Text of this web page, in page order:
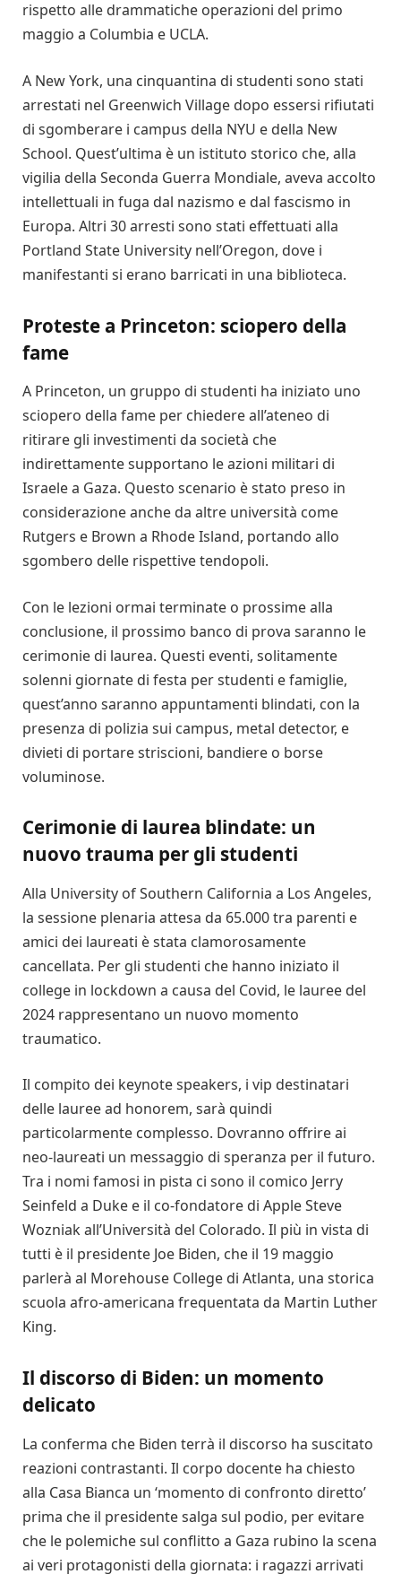
rispetto alle drammatiche operazioni del primo
maggio a Columbia e UCLA.
A New York, una cinquantina di studenti sono stati
arrestati nel Greenwich Village dopo essersi rifiutati
di sgomberare i campus della NYU e della New
School. Quest’ultima è un istituto storico che, alla
vigilia della Seconda Guerra Mondiale, aveva accolto
intellettuali in fuga dal nazismo e dal fascismo in
Europa. Altri 30 arresti sono stati effettuati alla
Portland State University nell’Oregon, dove i
manifestanti si erano barricati in una biblioteca.
Proteste a Princeton: sciopero della
fame
A Princeton, un gruppo di studenti ha iniziato uno
sciopero della fame per chiedere all’ateneo di
ritirare gli investimenti da società che
indirettamente supportano le azioni militari di
Israele a Gaza. Questo scenario è stato preso in
considerazione anche da altre università come
Rutgers e Brown a Rhode Island, portando allo
sgombero delle rispettive tendopoli.
Con le lezioni ormai terminate o prossime alla
conclusione, il prossimo banco di prova saranno le
cerimonie di laurea. Questi eventi, solitamente
solenni giornate di festa per studenti e famiglie,
quest’anno saranno appuntamenti blindati, con la
presenza di polizia sui campus, metal detector, e
divieti di portare striscioni, bandiere o borse
voluminose.
Cerimonie di laurea blindate: un
nuovo trauma per gli studenti
Alla University of Southern California a Los Angeles,
la sessione plenaria attesa da 65.000 tra parenti e
amici dei laureati è stata clamorosamente
cancellata. Per gli studenti che hanno iniziato il
college in lockdown a causa del Covid, le lauree del
2024 rappresentano un nuovo momento
traumatico.
Il compito dei keynote speakers, i vip destinatari
delle lauree ad honorem, sarà quindi
particolarmente complesso. Dovranno offrire ai
neo-laureati un messaggio di speranza per il futuro.
Tra i nomi famosi in pista ci sono il comico Jerry
Seinfeld a Duke e il co-fondatore di Apple Steve
Wozniak all’Università del Colorado. Il più in vista di
tutti è il presidente Joe Biden, che il 19 maggio
parlerà al Morehouse College di Atlanta, una storica
scuola afro-americana frequentata da Martin Luther
King.
Il discorso di Biden: un momento
delicato
La conferma che Biden terrà il discorso ha suscitato
reazioni contrastanti. Il corpo docente ha chiesto
alla Casa Bianca un ‘momento di confronto diretto’
prima che il presidente salga sul podio, per evitare
che le polemiche sul conflitto a Gaza rubino la scena
ai veri protagonisti della giornata: i ragazzi arrivati